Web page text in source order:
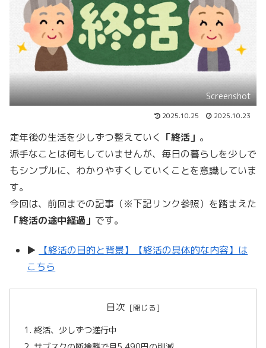
Screenshot
2025.10.25 2025.10.23
定年後の生活を少しずつ整えていく 「終活」 。
派手なことは何もしていませんが、毎日の暮らしを少しで
もシンプルに、わかりやすくしていくことを意識していま
す。
今回は、前回までの記事（※下記リンク参照）を踏まえた
「終活の途中経過」 です。
▶
【終活の目的と背景】【終活の具体的な内容】は
こちら
目次
終活、少しずつ進行中